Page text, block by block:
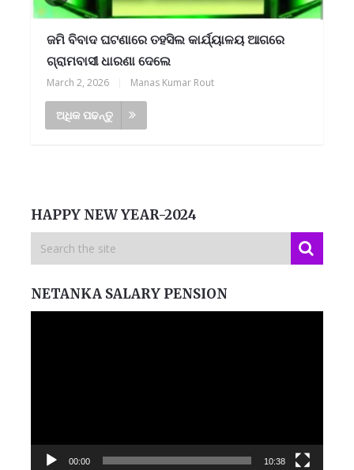
ଜମି ବିବାଦ ଘଟଣାରେ ତହସିଲ କାର୍ଯ୍ୟାଳୟ ଆଗରେ
ଗ୍ରାମବାସୀ ଧାରଣା ଦେଲେ
March 2, 2026 Manas Kumar Rout
ଅଧିକ ପଢନ୍ତୁ
HAPPY NEW YEAR-2024
NETANKA SALARY PENSION
00:00 10:38